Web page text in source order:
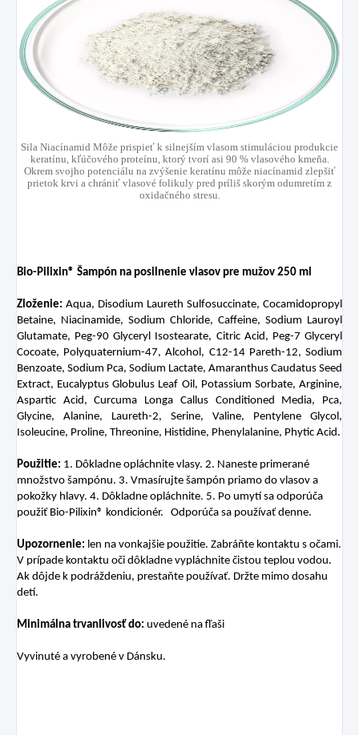
Sila Niacínamid Môže prispieť k silnejším vlasom stimuláciou produkcie
keratínu, kľúčového proteínu, ktorý tvorí asi 90 % vlasového kmeňa.
Okrem svojho potenciálu na zvýšenie keratínu môže niacínamid zlepšiť
prietok krvi a chrániť vlasové folikuly pred príliš skorým odumretím z
oxidačného stresu.
Bio-Pilixin® Šampón na posilnenie vlasov pre mužov 250 ml
Zloženie: Aqua, Disodium Laureth Sulfosuccinate, Cocamidopropyl
Betaine, Niacinamide, Sodium Chloride, Caffeine, Sodium Lauroyl
Glutamate, Peg-90 Glyceryl Isostearate, Citric Acid, Peg-7 Glyceryl
Cocoate, Polyquaternium-47, Alcohol, C12-14 Pareth-12, Sodium
Benzoate, Sodium Pca, Sodium Lactate, Amaranthus Caudatus Seed
Extract, Eucalyptus Globulus Leaf Oil, Potassium Sorbate, Arginine,
Aspartic Acid, Curcuma Longa Callus Conditioned Media, Pca,
Glycine, Alanine, Laureth-2, Serine, Valine, Pentylene Glycol,
Isoleucine, Proline, Threonine, Histidine, Phenylalanine, Phytic Acid.
Použitie: 1. Dôkladne opláchnite vlasy. 2. Naneste primerané
množstvo šampónu. 3. Vmasírujte šampón priamo do vlasov a
pokožky hlavy. 4. Dôkladne opláchnite. 5. Po umytí sa odporúča
použiť Bio-Pilixin® kondicionér. Odporúča sa používať denne.
Upozornenie: len na vonkajšie použitie. Zabráňte kontaktu s očami.
V prípade kontaktu oči dôkladne vypláchnite čistou teplou vodou.
Ak dôjde k podráždeniu, prestaňte používať. Držte mimo dosahu
detí.
Minimálna trvanlivosť do: uvedené na fľaši
Vyvinuté a vyrobené v Dánsku.